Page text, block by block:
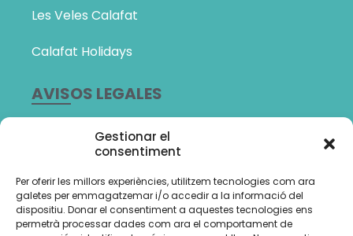
Gestionar el
consentiment
Per oferir les millors experiències, utilitzem tecnologies com ara
galetes per emmagatzemar i/o accedir a la informació del
dispositiu. Donar el consentiment a aquestes tecnologies ens
permetrà processar dades com ara el comportament de
Les Veles Calafat
Calafat Holidays
AVISOS LEGALES
Política de cookies (UE)
Amb el suport de: